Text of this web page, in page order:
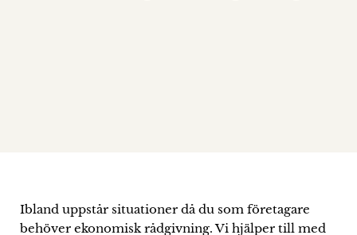
Ibland uppstår situationer då du som företagare
behöver ekonomisk rådgivning. Vi hjälper till med